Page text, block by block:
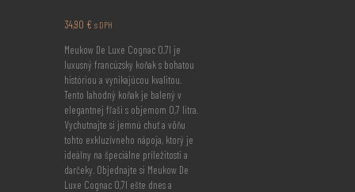
34,90 € s DPH
Meukow De Luxe Cognac 0,7l je
luxusný francúzsky koňak s bohatou
históriou a vynikajúcou kvalitou.
Tento lahodný koňak je balený v
elegantnej fľaši s objemom 0,7 litra.
Vychutnajte si jemnú chuť a vôňu
tohto exkluzívneho nápoja, ktorý je
ideálny na špeciálne príležitosti a
darčeky. Objednajte si Meukow De
Luxe Cognac 0,7l ešte dnes a